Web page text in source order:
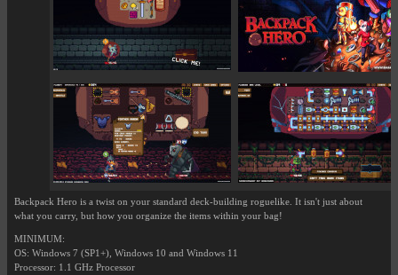
Backpack Hero is a twist on your standard deck-building roguelike. It isn't just about
what you carry, but how you organize the items within your bag!
MINIMUM:
OS: Windows 7 (SP1+), Windows 10 and Windows 11
Processor: 1.1 GHz Processor